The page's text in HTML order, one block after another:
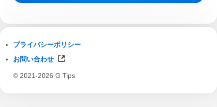
プライバシーポリシー
お問い合わせ
© 2021-2026 G Tips